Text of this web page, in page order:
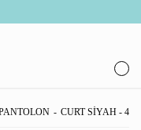
CURT SİYAH - 48